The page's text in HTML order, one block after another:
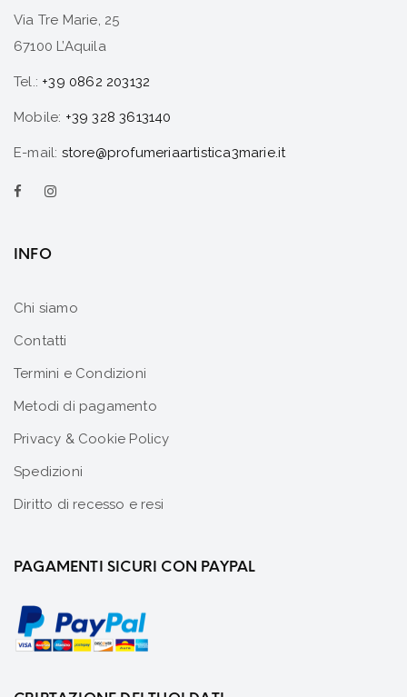
Via Tre Marie, 25
67100 L’Aquila
Tel.: +39 0862 203132
Mobile: +39 328 3613140
E-mail: store@profumeriaartistica3marie.it
INFO
Chi siamo
Contatti
Termini e Condizioni
Metodi di pagamento
Privacy & Cookie Policy
Spedizioni
Diritto di recesso e resi
PAGAMENTI SICURI CON PAYPAL